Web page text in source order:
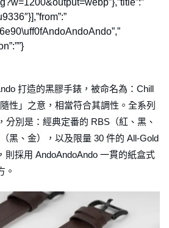
打造的黑膠手錶，被命名為：Chill
性」之意，相當符合其調性。全系列
分別是：經典定番的 RBS（紅、黑、
黑、金），以及限量 30 件的 All-Gold
則採用 AndoAndoAndo 一貫的紙盒式
。